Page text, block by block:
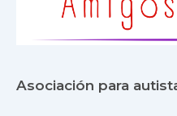
Asociación para